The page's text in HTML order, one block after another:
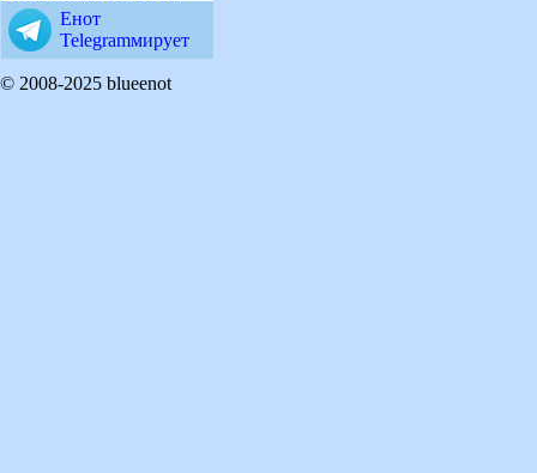
Енот
Telegramмирует
© 2008-2025 blueenot